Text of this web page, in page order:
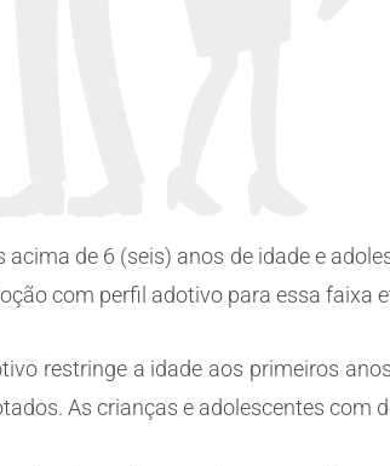
de 6 (seis) anos de idade e
com perfil adotivo para essa faixa
restringe a idade aos primeiros
As crianças e adolescentes